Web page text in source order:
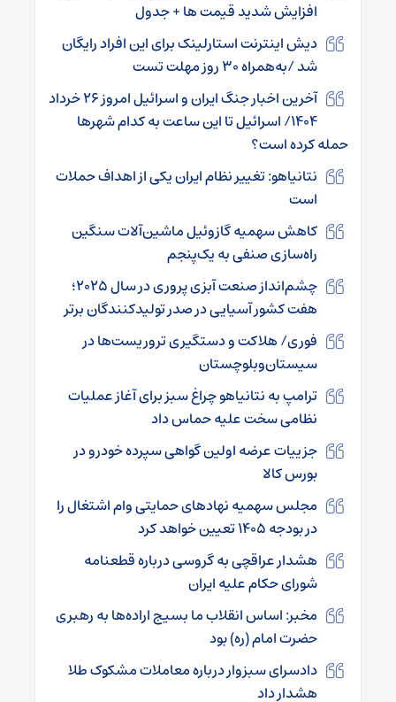
افزایش شدید قیمت ها + جدول
دیش اینترنت استارلینک برای این افراد رایگان
شد /به‌همراه ۳۰ روز مهلت تست
آخرین اخبار جنگ ایران و اسرائیل امروز ۲۶ خرداد
۱۴۰۴/ اسرائیل تا این ساعت به کدام شهر‌ها
حمله کرده است؟
نتانیاهو: تغییر نظام ایران یکی از اهداف حملات
است
کاهش سهمیه گازوئیل ماشین‌آلات سنگین
راه‌سازی صنفی به یک‌پنجم
چشم‌انداز صنعت آبزی‌ پروری در سال ۲۰۲۵؛
هفت کشور آسیایی در صدر تولیدکنندگان برتر
فوری/ هلاکت و دستگیری ‌تروریست‌ها در
سیستان‌وبلوچستان
ترامپ به نتانیاهو چراغ سبز برای آغاز عملیات
نظامی سخت علیه حماس داد
جزییات عرضه اولین گواهی سپرده خودرو در
بورس کالا
مجلس سهمیه نهادهای حمایتی وام اشتغال را
در بودجه ۱۴۰۵ تعیین خواهد کرد
هشدار عراقچی به گروسی درباره قطعنامه
شورای حکام علیه ایران
مخبر: اساس انقلاب ما بسیج اراده‌ها به رهبری
حضرت امام (ره) بود
دادسرای سبزوار درباره معاملات مشکوک طلا
هشدار داد